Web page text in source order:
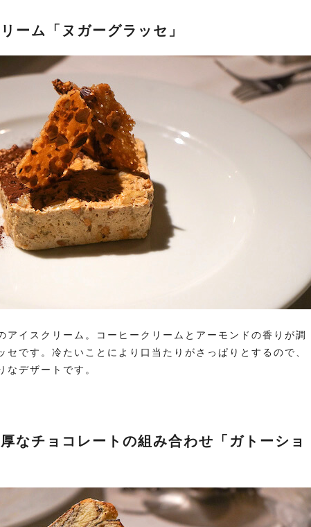
ーム「ヌガーグラッセ」
アイスクリーム。コーヒークリームとアーモンドの香りが調
セです。冷たいことにより口当たりがさっぱりとするので、
なデザートです。
なチョコレートの組み合わせ「ガトーショ